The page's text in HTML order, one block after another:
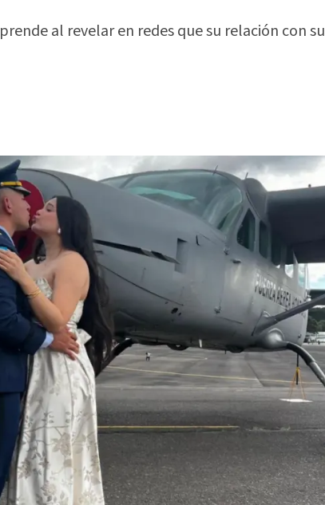
al revelar en redes que su relación con su